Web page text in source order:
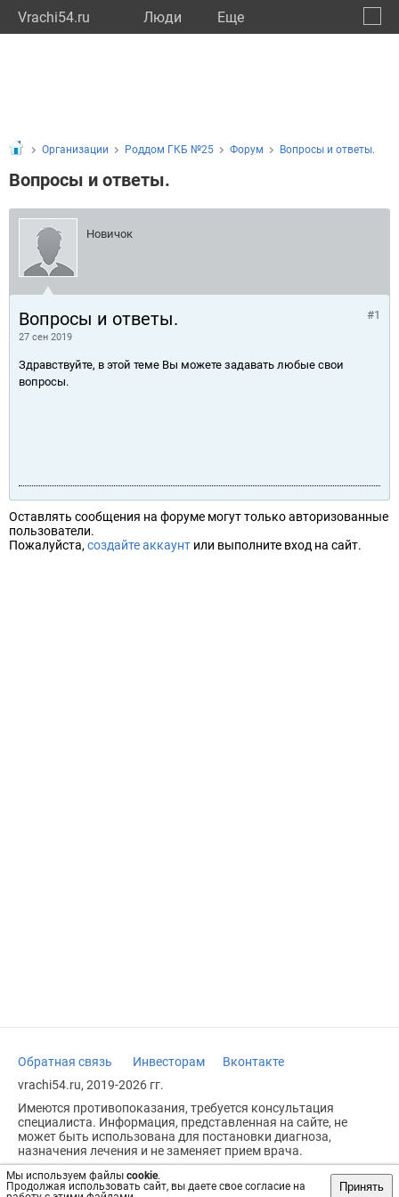
Vrachi54.ru Люди Eще
Мы используем файлы cookie.
Продолжая использовать сайт, вы даете свое согласие на
Принять
Организации Роддом ГКБ №25 Форум Вопросы и ответы.
Вопросы и ответы.
Новичок
Вопросы и ответы.
27 сен 2019
#1
Здравствуйте, в этой теме Вы можете задавать любые свои
вопросы.
Оставлять сообщения на форуме могут только авторизованные
пользователи.
Пожалуйста, создайте аккаунт или выполните вход на сайт.
Обратная связь Инвесторам
Вконтакте
vrachi54.ru, 2019-2026 гг.
Имеются противопоказания, требуется консультация
специалиста. Информация, представленная на сайте, не
может быть использована для постановки диагноза,
назначения лечения и не заменяет прием врача.
Возрастное ограничение: 18+